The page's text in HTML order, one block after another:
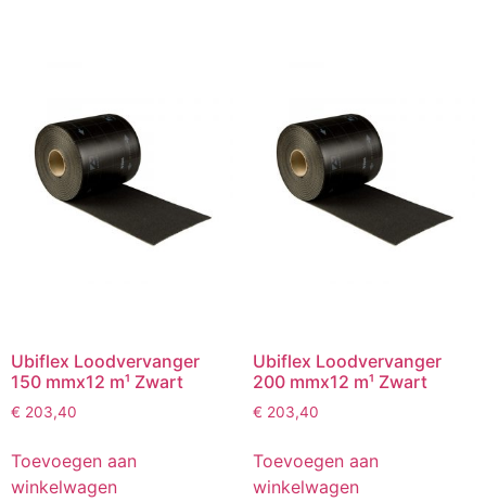
Ubiflex Loodvervanger
150 mmx12 m¹ Zwart
€ 203,40
Toevoegen aan
winkelwagen
Ubiflex Loodvervanger
200 mmx12 m¹ Zwart
€ 203,40
Toevoegen aan
winkelwagen